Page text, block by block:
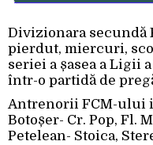
Divizionara secundă
pierdut, miercuri,
seriei a șasea a Ligii
într-o partidă de
Antrenorii FCM-ului
Botoșer- Cr. Pop, Fl.
Petelean- Stoica,